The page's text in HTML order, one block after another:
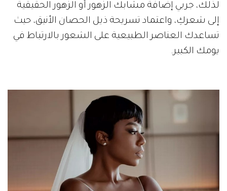
لذلك، جربي إضافة مشابك الزهور أو الزهور الحقيقية
إلى شعركِ، واعتماد تسريحة ذيل الحصان الأنيق، حيث
تساعدك العناصر الطبيعية على الشعور بالارتباط في
يومك الكبير.